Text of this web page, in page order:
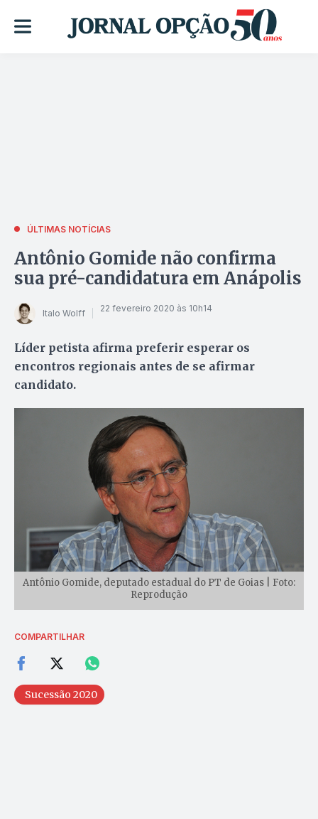
ÚLTIMAS NOTÍCIAS
Antônio Gomide não confirma
sua pré-candidatura em Anápolis
Italo Wolff 22 fevereiro 2020 às 10h14
Líder petista afirma preferir esperar os
encontros regionais antes de se afirmar
candidato.
Antônio Gomide, deputado estadual do PT de Goias | Foto:
Reprodução
COMPARTILHAR
Sucessão 2020